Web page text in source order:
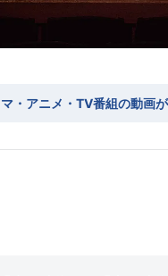
・アニメ・TV番組の動画